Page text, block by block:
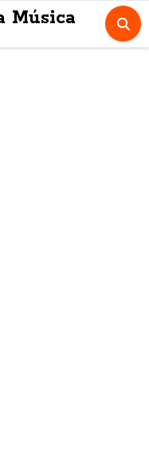
Música